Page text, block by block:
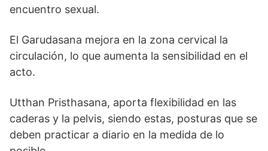
encuentro sexual.
El Garudasana mejora en la zona cervical la
circulación, lo que aumenta la sensibilidad en el
acto.
Utthan Pristhasana, aporta flexibilidad en las
caderas y la pelvis, siendo estas, posturas que se
deben practicar a diario en la medida de lo